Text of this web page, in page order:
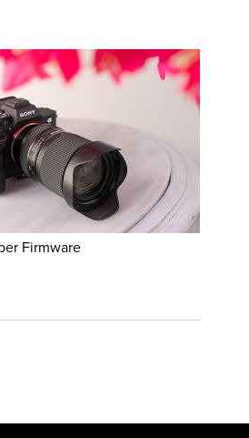
Firmware